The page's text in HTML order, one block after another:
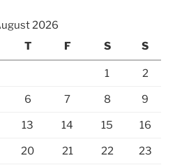
2026
T F S S
1 2
6 7 8 9
13 14 15 16
20 21 22 23